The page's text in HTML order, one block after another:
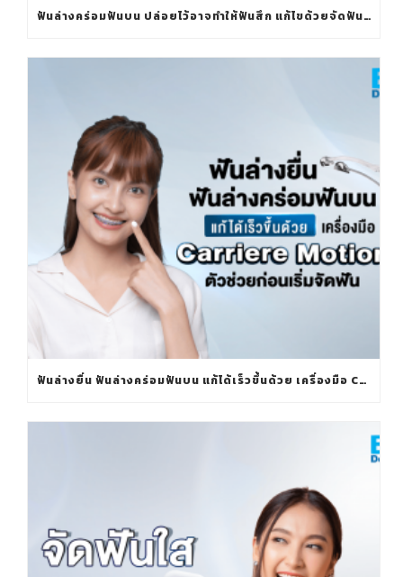
ฟันล่างคร่อมฟันบน ปล่อยไว้อาจทำให้ฟันสึก แก้ไขด้วยจัดฟันใส KÄSE ALIGNER
ฟันล่างยื่น ฟันล่างคร่อมฟันบน แก้ได้เร็วขึ้นด้วย เครื่องมือ CARRIERE MOTION ตัวช่วยก่อนเริ่มจัดฟัน